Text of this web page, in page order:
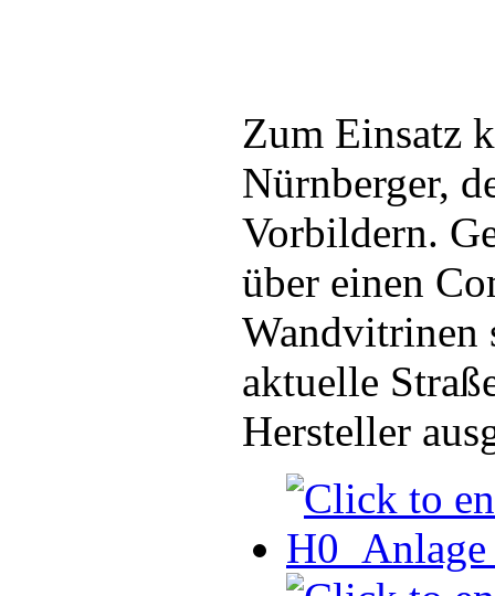
Zum Einsatz
Nürnberger,
Vorbildern.
über einen
Wandvitrinen
aktuelle
Hersteller